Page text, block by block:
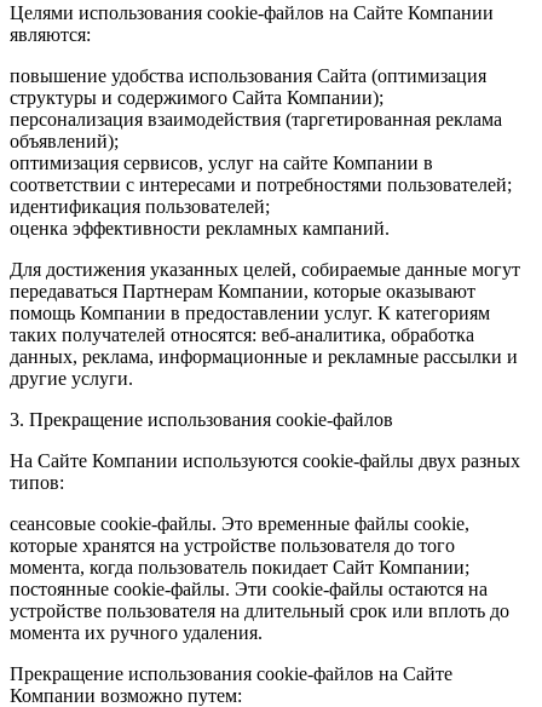
Целями использования cookie-файлов на Сайте Компании
являются:
повышение удобства использования Сайта (оптимизация
структуры и содержимого Сайта Компании);
персонализация взаимодействия (таргетированная реклама
объявлений);
оптимизация сервисов, услуг на сайте Компании в
соответствии с интересами и потребностями пользователей;
идентификация пользователей;
оценка эффективности рекламных кампаний.
Для достижения указанных целей, собираемые данные могут
передаваться Партнерам Компании, которые оказывают
помощь Компании в предоставлении услуг. К категориям
таких получателей относятся: веб-аналитика, обработка
данных, реклама, информационные и рекламные рассылки и
другие услуги.
3. Прекращение использования cookie-файлов
На Сайте Компании используются cookie-файлы двух разных
типов:
сеансовые cookie-файлы. Это временные файлы cookie,
которые хранятся на устройстве пользователя до того
момента, когда пользователь покидает Сайт Компании;
постоянные cookie-файлы. Эти cookie-файлы остаются на
устройстве пользователя на длительный срок или вплоть до
момента их ручного удаления.
Прекращение использования cookie-файлов на Сайте
Компании возможно путем: